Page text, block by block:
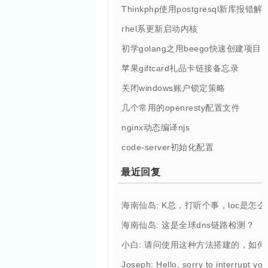
Thinkphp使用postgresql新库报错解
rhel系更新启动内核
初学golang之用beego快速创建项目
苹果giftcard礼品卡链接备忘录
关闭windows账户锁定策略
几个常用的openresty配置文件
nginx动态编译njs
code-server初始化配置
最近回复
海南仙岛: K总，打听个事，loc是怎么
海南仙岛: 这是全球dns链路检测？
小白: 请问使用这种方法搭建的，如
Joseph: Hello, sorry to interrupt